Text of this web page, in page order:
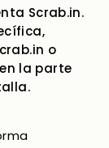
Scrab.in.
o
la parte